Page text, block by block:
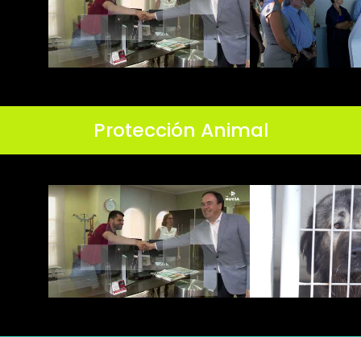
Protección Animal